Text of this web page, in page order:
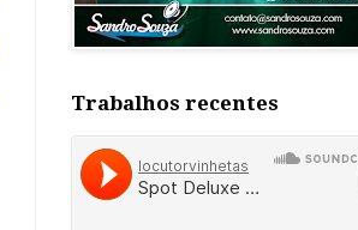
Trabalhos recentes